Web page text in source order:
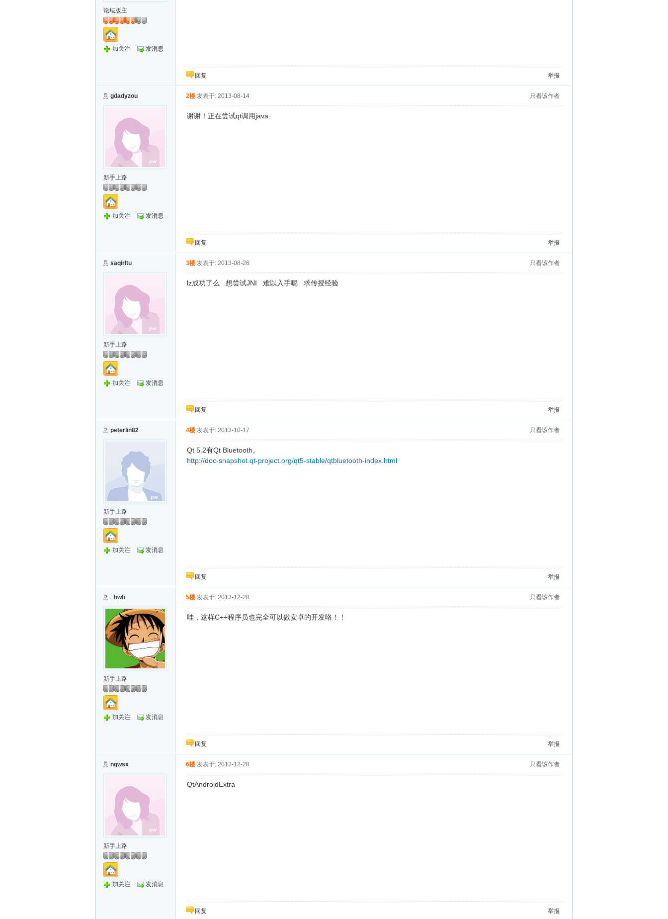
论坛版主
加关注 发消息
回复 举报
gdadyzou
新手上路
加关注 发消息
只看该作者
2楼 发表于: 2013-08-14
谢谢！正在尝试qt调用java
回复 举报
saqirltu
新手上路
加关注 发消息
只看该作者
3楼 发表于: 2013-08-26
lz成功了么 想尝试JNI 难以入手呢 求传授经验
回复 举报
peterlin82
新手上路
加关注 发消息
只看该作者
4楼 发表于: 2013-10-17
Qt 5.2有Qt Bluetooth。
http://doc-snapshot.qt-project.org/qt5-stable/qtbluetooth-index.html
回复 举报
_hwb
新手上路
加关注 发消息
只看该作者
5楼 发表于: 2013-12-28
哇，这样C++程序员也完全可以做安卓的开发咯！！
回复 举报
ngwsx
新手上路
加关注 发消息
只看该作者
6楼 发表于: 2013-12-28
QtAndroidExtra
回复 举报